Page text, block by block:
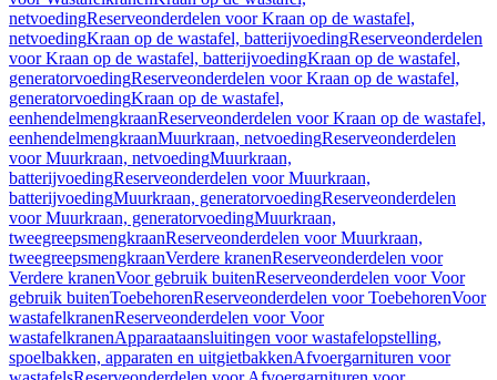
netvoedingReserveonderdelen voor Kraan op de wastafel,
netvoedingKraan op de wastafel, batterijvoedingReserveonderdelen
voor Kraan op de wastafel, batterijvoedingKraan op de wastafel,
generatorvoedingReserveonderdelen voor Kraan op de wastafel,
generatorvoedingKraan op de wastafel,
eenhendelmengkraanReserveonderdelen voor Kraan op de wastafel,
eenhendelmengkraanMuurkraan, netvoedingReserveonderdelen
voor Muurkraan, netvoedingMuurkraan,
batterijvoedingReserveonderdelen voor Muurkraan,
batterijvoedingMuurkraan, generatorvoedingReserveonderdelen
voor Muurkraan, generatorvoedingMuurkraan,
tweegreepsmengkraanReserveonderdelen voor Muurkraan,
tweegreepsmengkraanVerdere kranenReserveonderdelen voor
Verdere kranenVoor gebruik buitenReserveonderdelen voor Voor
gebruik buitenToebehorenReserveonderdelen voor ToebehorenVoor
wastafelkranenReserveonderdelen voor Voor
wastafelkranenApparaataansluitingen voor wastafelopstelling,
spoelbakken, apparaten en uitgietbakkenAfvoergarnituren voor